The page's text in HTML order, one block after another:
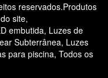
reservados.Produtos
site,
embutida, Luzes de
Subterrânea, Luzes
para piscina, Todos os